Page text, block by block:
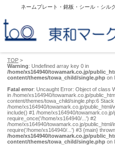
ネームプレート・銘板・シール・シル
TOP >
Warning: Undefined array key 0 in
/home/xs164940/towamark.co.jp/
content/themes/towa_child/single.php on
Fatal error: Uncaught Error: Object of class
in /home/xs164940/towamark.co.jp/
content/themes/towa_child/single.php:6
/home/xs164940/towamark.co.jp/public_html/
include() #1 /home/xs164940/
require_once('/home/xs164940/...') #2
/home/xs164940/towamark.co.jp/public_html/
require('/home/xs164940/...') #3 {main}
/home/xs164940/towamark.co.jp/
content/themes/towa_child/single.php on